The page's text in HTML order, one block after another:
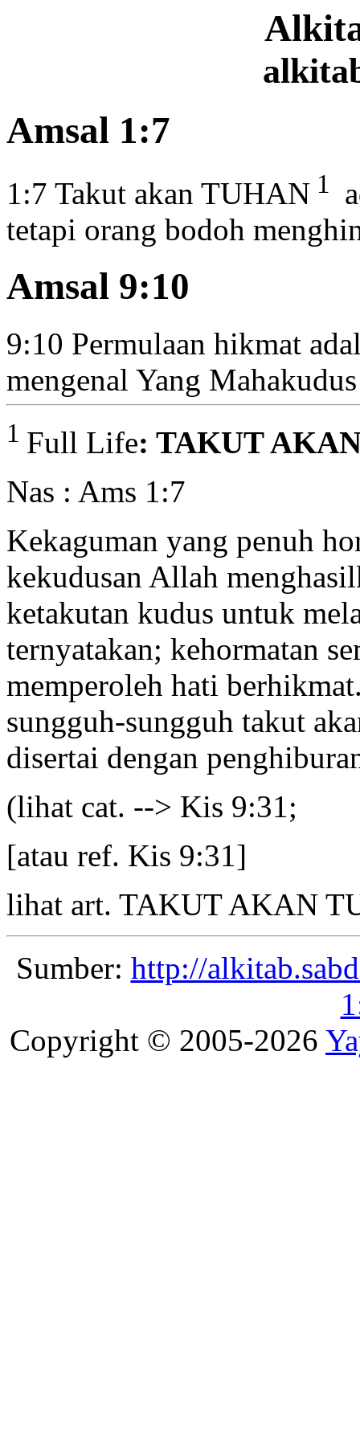
Amsal 1:7
1:7 Takut akan TUHAN 1
tetapi orang bodoh
Amsal 9:10
9:10 Permulaan hikmat
mengenal Yang Mahakudus
1 Full Life: TAKUT
Nas : Ams 1:7
Kekaguman yang penuh
kekudusan Allah
ketakutan kudus untuk
ternyatakan; kehormatan
memperoleh hati
sungguh-sungguh takut
disertai dengan
(lihat cat. --> Kis 9:31;
[atau ref. Kis 9:31]
lihat art. TAKUT AKAN
Sumber: http://
Copyright © 2005-2026